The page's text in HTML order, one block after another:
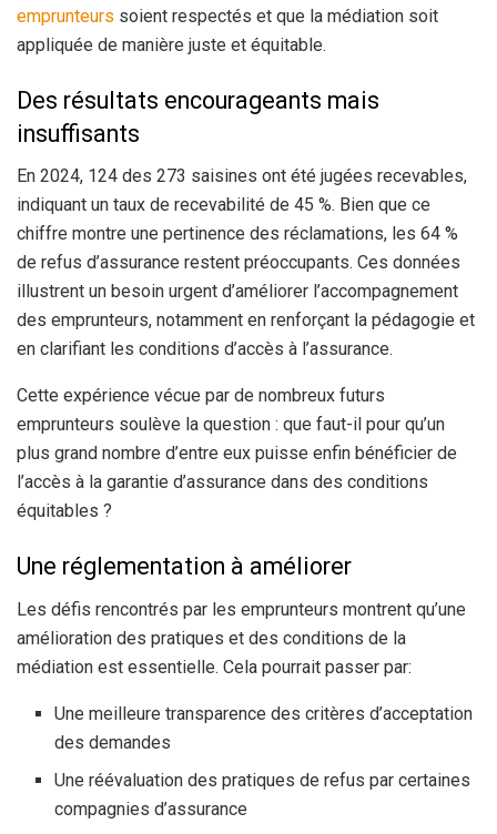
emprunteurs soient respectés et que la médiation soit
appliquée de manière juste et équitable.
Des résultats encourageants mais
insuffisants
En 2024, 124 des 273 saisines ont été jugées recevables,
indiquant un taux de recevabilité de 45 %. Bien que ce
chiffre montre une pertinence des réclamations, les 64 %
de refus d’assurance restent préoccupants. Ces données
illustrent un besoin urgent d’améliorer l’accompagnement
des emprunteurs, notamment en renforçant la pédagogie et
en clarifiant les conditions d’accès à l’assurance.
Cette expérience vécue par de nombreux futurs
emprunteurs soulève la question : que faut-il pour qu’un
plus grand nombre d’entre eux puisse enfin bénéficier de
l’accès à la garantie d’assurance dans des conditions
équitables ?
Une réglementation à améliorer
Les défis rencontrés par les emprunteurs montrent qu’une
amélioration des pratiques et des conditions de la
médiation est essentielle. Cela pourrait passer par:
Une meilleure transparence des critères d’acceptation
des demandes
Une réévaluation des pratiques de refus par certaines
compagnies d’assurance